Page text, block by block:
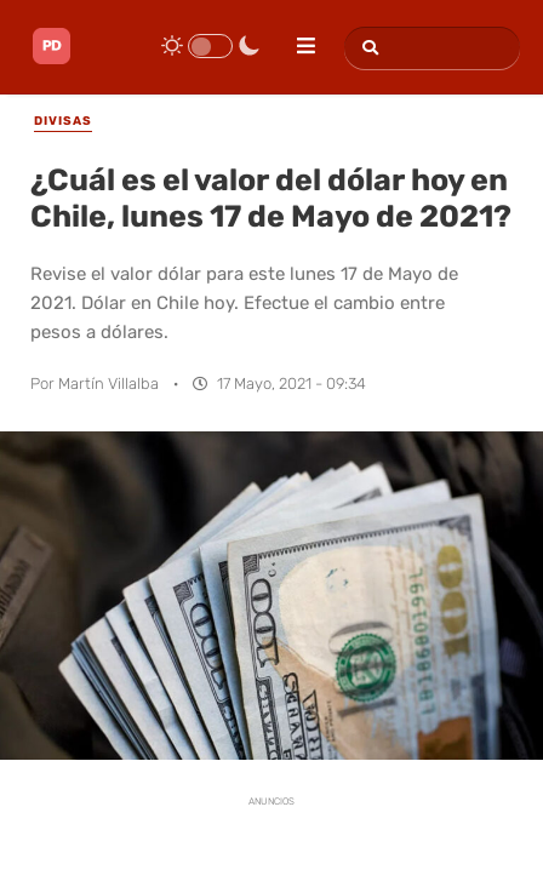
DIVISAS
¿Cuál es el valor del dólar hoy en
Chile, lunes 17 de Mayo de 2021?
Revise el valor dólar para este lunes 17 de Mayo de
2021. Dólar en Chile hoy. Efectue el cambio entre
pesos a dólares.
Por Martín Villalba · 17 Mayo, 2021 - 09:34
ANUNCIOS